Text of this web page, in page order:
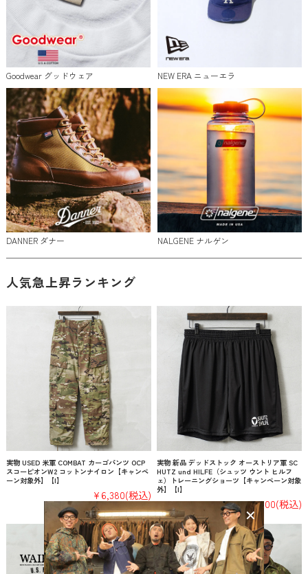
Goodwear グッドウェア NEW ERA ニューエラ
DANNER ダナー NALGENE ナルゲン
人気急上昇ランキング
実物 USED 米軍 COMBAT カーゴパンツ OCP
スコーピオンW2 コットンナイロン【キャンペ
ーン対象外】【I】
¥6,380(税込)
実物 新品 デッドストック オーストリア軍 SC
HUTZ und HILFE（シュッツ ウント ヒルフ
ェ）トレーニングショーツ【キャンペーン対象
外】【I】
¥3,300(税込)